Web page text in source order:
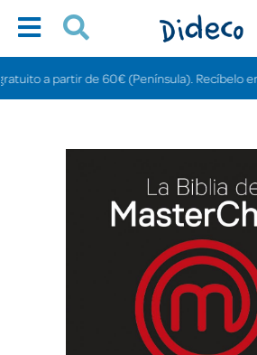
a partir de 60€ (Península). Recíbelo en